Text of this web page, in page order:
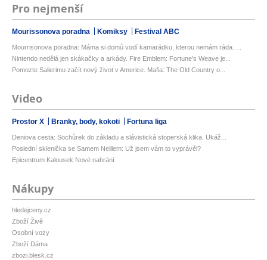
Pro nejmenší
Mourissonova poradna Komiksy Festival ABC
Mourrisonova poradna: Máma si domů vodí kamarádku, kterou nemám ráda. ...
Nintendo nedělá jen skákačky a arkády. Fire Emblem: Fortune's Weave je...
Pomozte Salierimu začít nový život v Americe. Mafia: The Old Country o...
Video
Prostor X Branky, body, kokoti Fortuna liga
Deniova cesta: Sochůrek do základu a slávistická stoperská klika. Ukáž...
Poslední sklenička se Samem Neillem: Už jsem vám to vyprávěl?
Epicentrum Kalousek Nové nahrání
Nákupy
hledejceny.cz
Zboží Živě
Osobní vozy
Zboží Dáma
zbozi.blesk.cz